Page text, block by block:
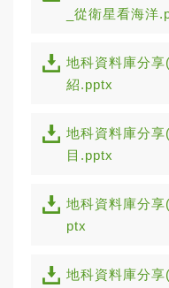
_從衛星看海洋
地科資料庫分
紹.pptx
地科資料庫分
目.pptx
地科資料庫分
ptx
地科資料庫分